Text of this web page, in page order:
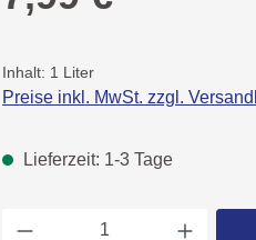
Inhalt: 1 Liter
Preise inkl. MwSt. zzgl.
Lieferzeit: 1-3 Tage
Produkt Anzahl: